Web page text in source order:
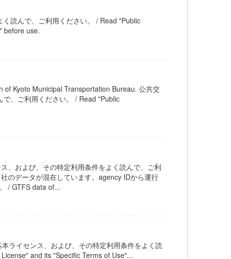
読んで、ご利用ください。 / Read "Public
before use.
of Kyoto Municipal Transportation Bureau. 公共交
、ご利用ください。 / Read "Public
、および、その特定利用条件をよく読んで、ご利
のデータが混在しています。agency IDから運行
/ GTFS data of...
イセンス、および、その特定利用条件をよく読
and its "Specific Terms of Use"...